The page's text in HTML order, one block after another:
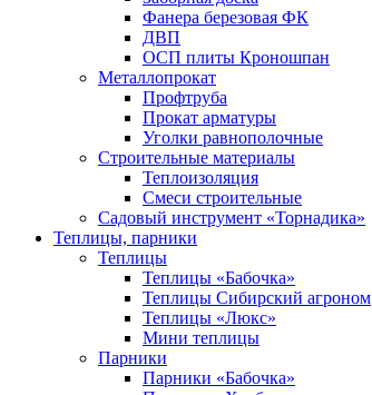
Фанера березовая ФК
ДВП
ОСП плиты Кроношпан
Металлопрокат
Профтруба
Прокат арматуры
Уголки равнополочные
Строительные материалы
Теплоизоляция
Смеси строительные
Садовый инструмент «Торнадика»
Теплицы, парники
Теплицы
Теплицы «Бабочка»
Теплицы Сибирский агроном
Теплицы «Люкс»
Мини теплицы
Парники
Парники «Бабочка»